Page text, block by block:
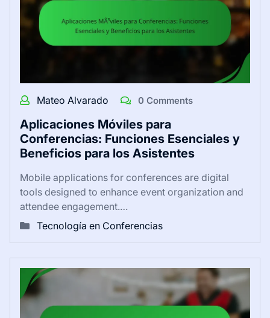
Mateo Alvarado 0 Comments
Aplicaciones Móviles para
Conferencias: Funciones Esenciales y
Beneficios para los Asistentes
Mobile applications for conferences are digital
tools designed to enhance event organization and
attendee engagement.…
Tecnología en Conferencias